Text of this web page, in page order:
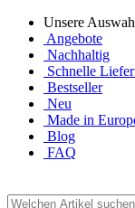
Unsere
Angebote
Nachhaltig
Schnelle
Bestseller
Neu
Made in
Blog
FAQ